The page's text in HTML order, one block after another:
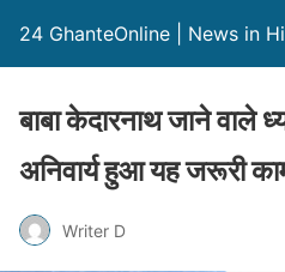
24 GhanteOnline | News in
बाबा केदारनाथ जाने वाले
अनिवार्य हुआ यह जरूरी
Writer D